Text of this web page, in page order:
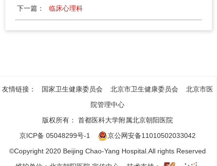
下一篇： 临床心理科
友情链接： 国家卫生健康委员会 北京市卫生健康委员会
北京市医
院管理中心
版权所有： 首都医科大学附属北京朝阳医院
京ICP备 05048299号-1
京公网安备11010502033042
©Copyright 2020 Beijing Chao-Yang Hospital.All rights Reserved